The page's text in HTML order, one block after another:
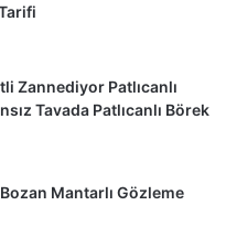
Zannediyor Patlıcanlı
Tavada Patlıcanlı Börek
Mantarlı Gözleme